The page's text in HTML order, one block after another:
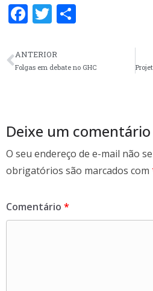
F
e
b
k
T
itt
er e
ANTERIOR
Folgas em debate no GHC
Deixe um comentário
O seu endereço de e-mail não
obrigatórios são marcados com
Comentário *